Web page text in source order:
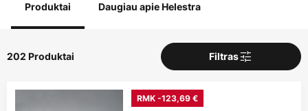
Produktai Daugiau apie Helestra
202 Produktai Filtras
RMK -123,69 €